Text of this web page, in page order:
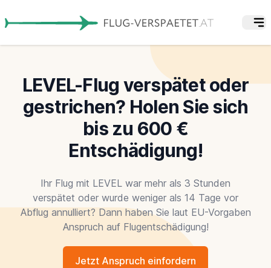
LEVEL-Flug verspätet oder
gestrichen? Holen Sie sich
bis zu 600 €
Entschädigung!
Ihr Flug mit LEVEL war mehr als 3 Stunden
verspätet oder wurde weniger als 14 Tage vor
Abflug annulliert? Dann haben Sie laut EU-Vorgaben
Anspruch auf Flugentschädigung!
Jetzt Anspruch einfordern